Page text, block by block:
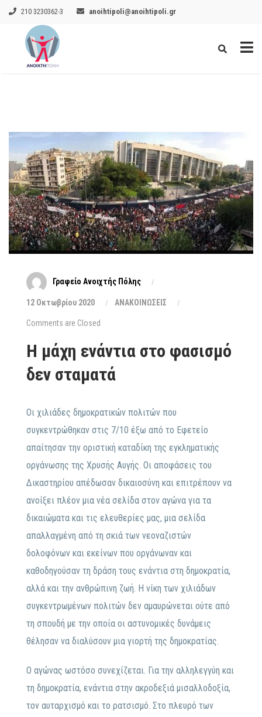
210 3230362-3 anoihtipoli@anoihtipoli.gr
Γραφείο Ανοιχτής Πόλης
12 Οκτωβρίου 2020 ΑΝΑΚΟΙΝΩΣΕΙΣ
Comments are Closed
Η μάχη ενάντια στο φασισμό
δεν σταματά
Οι χιλιάδες δημοκρατικών πολιτών που
συγκεντρώθηκαν στις 7/10 έξω από το Εφετείο
απαίτησαν την οριστική καταδίκη της εγκληματικής
οργάνωσης της Χρυσής Αυγής. Οι αποφάσεις του
Δικαστηρίου απέδωσαν δικαιοσύνη και επιτρέπουν να
ανοίξει πλέον μια νέα σελίδα στον αγώνα για τα
δικαιώματα και τις ελευθερίες μας, μια σελίδα
απαλλαγμένη από τη σκιά των νεοναζιστών
δολοφόνων και εκείνων που οργάνωναν και
καθοδηγούσαν τη δράση τους ενάντια στη δημοκρατία,
αλλά και την ανθρώπινη ζωή. Η νίκη των χιλιάδων
συγκεντρωμένων πολιτών δεν αμαυρώνεται ούτε από
τη σπουδή με την οποία οι αστυνομικές δυνάμεις
θέλησαν να διαλύσουν μια γιορτή της δημοκρατίας.
Ο αγώνας ωστόσο συνεχίζεται. Για την αλληλεγγύη και
τη δημοκρατία, ενάντια στην ακροδεξιά μισαλλοδοξία,
τον αυταρχισμό και το ρατσισμό. Στο πλευρό των